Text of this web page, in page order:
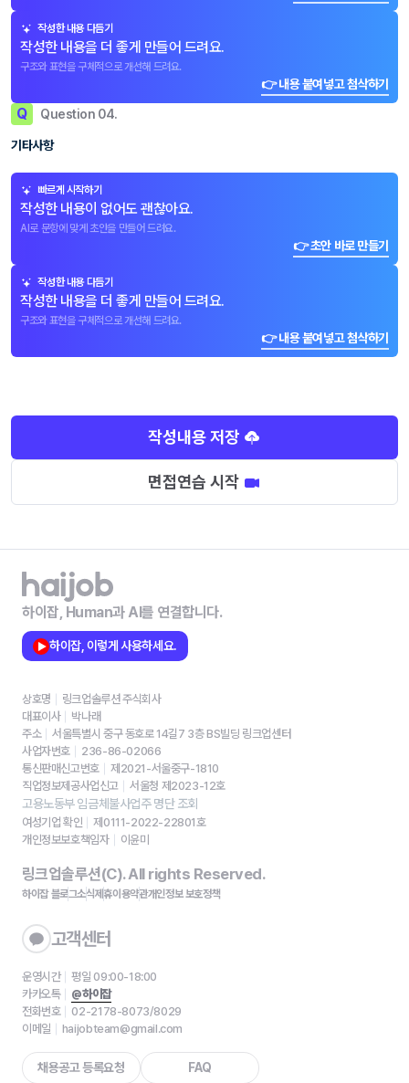
작성한 내용 다듬기
작성한 내용을 더 좋게 만들어 드려요.
구조와 표현을 구체적으로 개선해 드려요.
👉 내용 붙여넣고 첨삭하기
Q Question 04.
기타사항
빠르게 시작하기
작성한 내용이 없어도 괜찮아요.
AI로 문항에 맞게 초안을 만들어 드려요.
👉 초안 바로 만들기
작성한 내용 다듬기
작성한 내용을 더 좋게 만들어 드려요.
구조와 표현을 구체적으로 개선해 드려요.
👉 내용 붙여넣고 첨삭하기
작성내용 저장
면접연습 시작
하이잡, Human과 AI를 연결합니다.
하이잡, 이렇게 사용하세요.
상호명
링크업솔루션 주식회사
대표이사
박나래
주소
서울특별시 중구 동호로 14길7 3층 BS빌딩 링크업센터
사업자번호
236-86-02066
통신판매신고번호
제2021-서울중구-1810
직업정보제공사업신고
서울청 제2023-12호
고용노동부 임금체불사업주 명단 조회
여성기업 확인
제0111-2022-22801호
개인정보보호책임자
이윤미
링크업솔루션(C). All rights Reserved.
하이잡 블로그소식제휴이용약관개인정보 보호정책
고객센터
운영시간
평일 09:00-18:00
카카오톡
@하이잡
전화번호
02-2178-8073/8029
이메일
haijobteam@gmail.com
채용공고 등록요청 FAQ